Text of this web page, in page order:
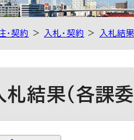
・契約 > 入札・契約 > 入札結果
結果（各課委